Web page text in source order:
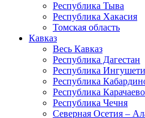
Республика Тыва
Республика Хакасия
Томская область
Кавказ
Весь Кавказ
Республика Дагестан
Республика
Республика
Республика
Республика Чечня
Северная Осетия –